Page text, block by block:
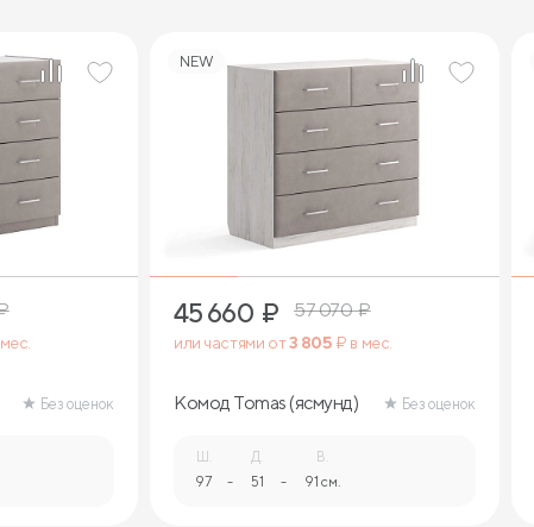
Без оценок
NEW
45 660 ₽ 57 070₽
или частями от3 805 ₽ в мес.
Комод Tomas (ясмунд) Без оценок
Ш.
97 -
Д.
51 -
В.
91 см.